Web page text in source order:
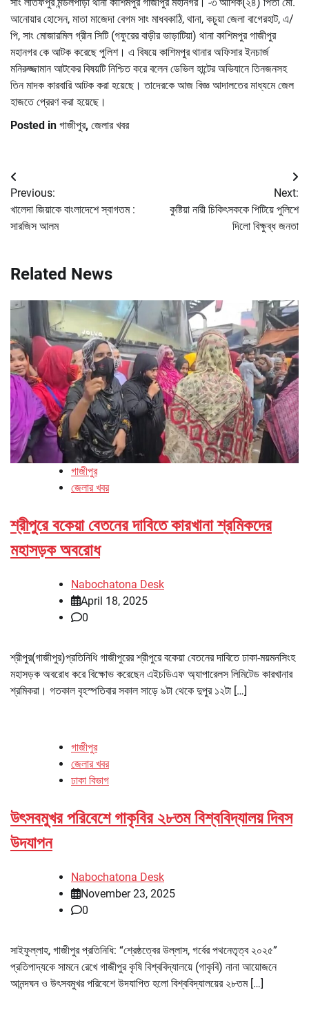
আনোয়ার হোসেন, মাতা মাজেদা বেগম সাং মাধবকাঠি, থানা, কচুয়া জেলা বাগেরহাট, এ/
পি, সাং মোজারমিল গ্রীন সিটি (গফুরের বাড়ীর ভাড়াটিয়া) থানা কাশিমপুর গাজীপুর
মহানগর কে আটক করেছে পুলিশ। এ বিষয়ে কাশিমপুর থানার অফিসার ইনচার্জ
মনিরুজ্জামান আটকের বিষয়টি নিশ্চিত করে বলেন ডেভিল হান্টের অভিযানে তিনজনসহ
তিন মাদক কারবারি আটক করা হয়েছে। তাদেরকে আজ বিজ্ঞ আদালতের মাধ্যমে জেল
হাজতে প্রেরণ করা হয়েছে।
Posted in গাজীপুর, জেলার খবর
Post
navigation
Previous:
খালেদা জিয়াকে বাংলাদেশে স্বাগতম :
সারজিস আলম
Next:
কুষ্টিয়া নারী চিকিৎসককে পিটিয়ে পুলিশে
দিলো বিক্ষুব্ধ জনতা
Related News
গাজীপুর
জেলার খবর
শ্রীপুরে বকেয়া বেতনের দাবিতে কারখানা শ্রমিকদের
মহাসড়ক অবরোধ
Nabochatona Desk
April 18, 2025
0
শ্রীপুর(গাজীপুর)প্রতিনিধি গাজীপুরের শ্রীপুরে বকেয়া বেতনের দাবিতে ঢাকা-ময়মনসিংহ
মহাসড়ক অবরোধ করে বিক্ষোভ করেছেন এইচডিএফ অ্যাপারেলস লিমিটেড কারখানার
শ্রমিকরা। গতকাল বৃহস্পতিবার সকাল সাড়ে ৯টা থেকে দুপুর ১২টা […]
গাজীপুর
জেলার খবর
ঢাকা বিভাগ
উৎসবমুখর পরিবেশে গাকৃবির ২৮তম বিশ্ববিদ্যালয় দিবস
উদযাপন
Nabochatona Desk
November 23, 2025
0
সাইফুল্লাহ, গাজীপুর প্রতিনিধি: “শ্রেষ্ঠত্বের উল্লাস, গর্বের পথনেতৃত্ব ২০২৫”
প্রতিপাদ্যকে সামনে রেখে গাজীপুর কৃষি বিশ্ববিদ্যালয়ে (গাকৃবি) নানা আয়োজনে
আনন্দঘন ও উৎসবমুখর পরিবেশে উদযাপিত হলো বিশ্ববিদ্যালয়ের ২৮তম […]